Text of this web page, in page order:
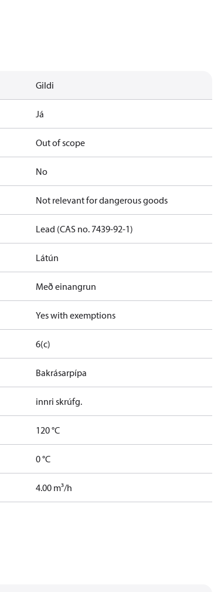
Gildi
Já
Out of scope
No
Not relevant for dangerous goods
Lead (CAS no. 7439-92-1)
Látún
Með einangrun
Yes with exemptions
6(c)
Bakrásarpípa
innri skrúfg.
120 °C
0 °C
4.00 m³/h